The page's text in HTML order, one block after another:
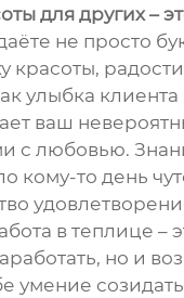
для других –
не просто
красоты,
улыбка клиента
ваш
с любовью.
кому-то день
в теплице –
но и
умение